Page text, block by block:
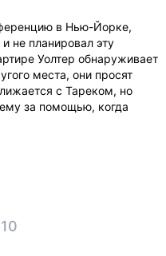
в Нью-Йорке,
не планировал эту
Уолтер обнаруживает
места, они просят
с Тареком, но
за помощью, когда
10